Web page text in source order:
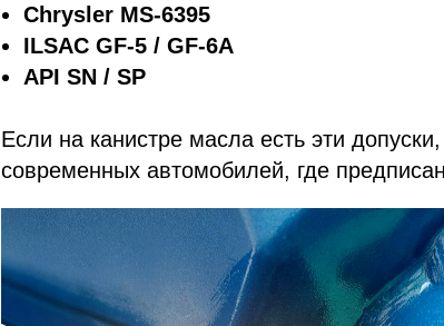
Chrysler MS-6395
ILSAC GF-5 / GF-6A
API SN / SP
Если на канистре масла есть эти
современных автомобилей, где